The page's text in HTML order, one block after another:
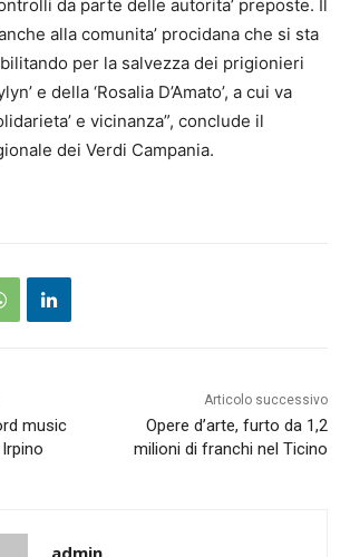
da parte delle autorita’ preposte. Il
alla comunita’ procidana che si sta
per la salvezza dei prigionieri
e della ‘Rosalia D’Amato’, a cui va
e vicinanza”, conclude il
dei Verdi Campania.
music
Articolo successivo
Opere d’arte, furto da 1,2
milioni di franchi nel Ticino